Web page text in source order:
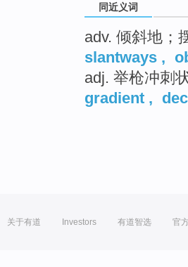
同近义词
adv. 倾斜地；
slantways ,
adj. 举枪冲刺
gradient ,
关于有道 Investors 有道智选 官